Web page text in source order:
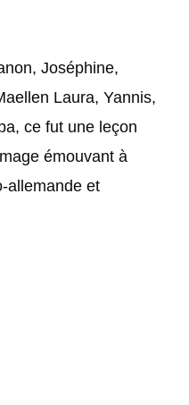
Joséphine,
Laura, Yannis,
ce fut une leçon
émouvant à
allemande et